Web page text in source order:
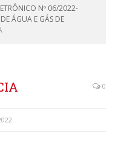
Nº 06/2022-
ÁGUA E GÁS DE
0